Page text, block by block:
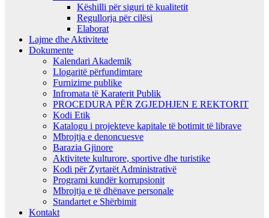
Këshilli për siguri të kualitetit
Regullorja për cilësi
Elaborat
Lajme dhe Aktivitete
Dokumente
Kalendari Akademik
Llogaritë përfundimtare
Furnizime publike
Infromata të Karaterit Publik
PROCEDURA PËR ZGJEDHJEN E REKTORIT
Kodi Etik
Katalogu i projekteve kapitale të botimit të librave
Mbrojtja e denoncuesve
Barazia Gjinore
Aktivitete kulturore, sportive dhe turistike
Kodi për Zyrtarët Administrativë
Programi kundër korrupsionit
Mbrojtja e të dhënave personale
Standartet e Shërbimit
Kontakt